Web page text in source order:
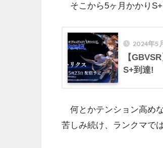
そこから5ヶ月かかりS+
2024年5
【
S+到達!
何とかテンション高め
苦しみ続け、ランクマで